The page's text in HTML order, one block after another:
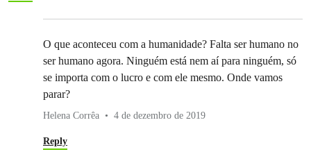
O que aconteceu com a humanidade? Falta ser humano no
ser humano agora. Ninguém está nem aí para ninguém, só
se importa com o lucro e com ele mesmo. Onde vamos
parar?
Helena Corrêa 4 de dezembro de 2019
Reply